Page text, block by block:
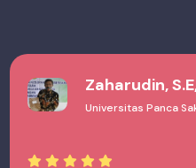
IAID Al-
IAID Al-Karimiyah